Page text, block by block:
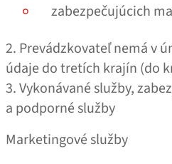
zabezpečujúcich
2. Prevádzkovateľ nemá v
údaje do tretích krajín (do
3. Vykonávané služby,
a podporné služby
Marketingové služby